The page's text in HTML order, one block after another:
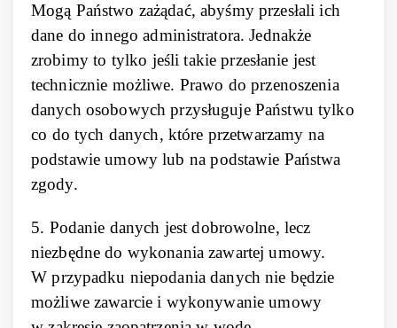
Mogą Państwo zażądać, abyśmy przesłali ich
dane do innego administratora. Jednakże
zrobimy to tylko jeśli takie przesłanie jest
technicznie możliwe. Prawo do przenoszenia
danych osobowych przysługuje Państwu tylko
co do tych danych, które przetwarzamy na
podstawie umowy lub na podstawie Państwa
zgody.
5. Podanie danych jest dobrowolne, lecz
niezbędne do wykonania zawartej umowy.
W przypadku niepodania danych nie będzie
możliwe zawarcie i wykonywanie umowy